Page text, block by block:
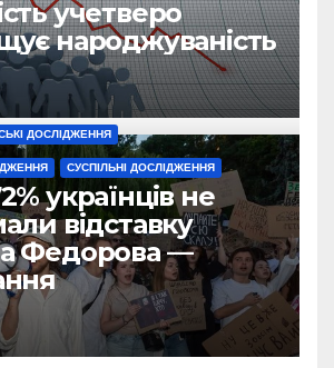
учетверо
народжуваність
ДОСЛІДЖЕННЯ
СУСПІЛЬНІ ДОСЛІДЖЕННЯ
українців не
відставку
Федорова —